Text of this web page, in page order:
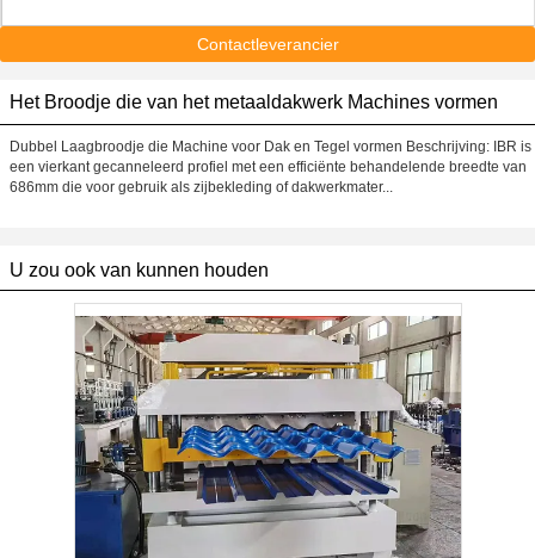
Contactleverancier
Het Broodje die van het metaaldakwerk Machines vormen
Dubbel Laagbroodje die Machine voor Dak en Tegel vormen Beschrijving: IBR is
een vierkant gecanneleerd profiel met een efficiënte behandelende breedte van
686mm die voor gebruik als zijbekleding of dakwerkmater...
U zou ook van kunnen houden